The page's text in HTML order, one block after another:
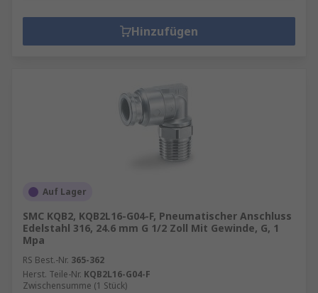
Hinzufügen
Auf Lager
SMC KQB2, KQB2L16-G04-F, Pneumatischer Anschluss
Edelstahl 316, 24.6 mm G 1/2 Zoll Mit Gewinde, G, 1
Mpa
RS Best.-Nr. 365-362
Herst. Teile-Nr. KQB2L16-G04-F
Zwischensumme (1 Stück)